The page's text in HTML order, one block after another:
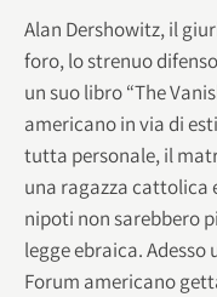
Alan Dershowitz, il
foro, lo strenuo
un suo libro “The
americano in via di
tutta personale, il
una ragazza cattolica
nipoti non sarebbero
legge ebraica.
Forum americano